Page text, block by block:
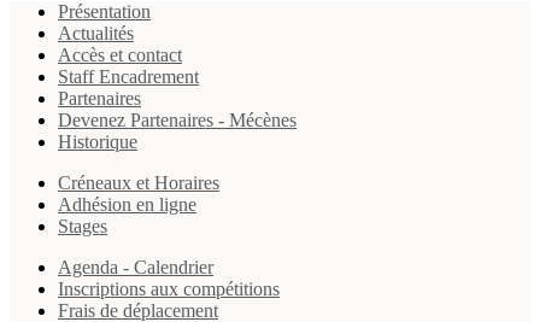
Présentation
Actualités
Accès et contact
Staff Encadrement
Partenaires
Devenez Partenaires - Mécènes
Historique
Créneaux et Horaires
Adhésion en ligne
Stages
Agenda - Calendrier
Inscriptions aux compétitions
Frais de déplacement